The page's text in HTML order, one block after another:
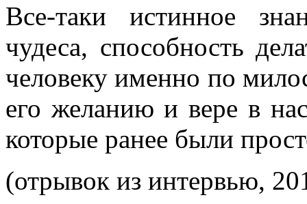
Все-таки истинное
чудеса, способность
человеку именно по
его желанию и вере в
которые ранее были
(отрывок из интервью,